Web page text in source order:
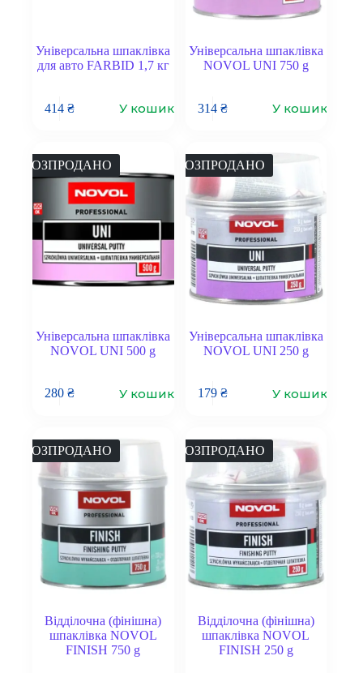
Універсальна шпаклівка
для авто FARBID 1,7 кг
414₴ У кошик
Універсальна шпаклівка
NOVOL UNI 750 g
314 ₴ У кошик
РОЗПРОДАНО
Універсальна шпаклівка
NOVOL UNI 500 g
280₴ У кошик
РОЗПРОДАНО
Універсальна шпаклівка
NOVOL UNI 250 g
179 ₴ У кошик
РОЗПРОДАНО
Відділочна (фінішна)
шпаклівка NOVOL
FINISH 750 g
РОЗПРОДАНО
Відділочна (фінішна)
шпаклівка NOVOL
FINISH 250 g